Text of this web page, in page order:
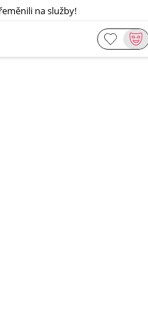
na služby!